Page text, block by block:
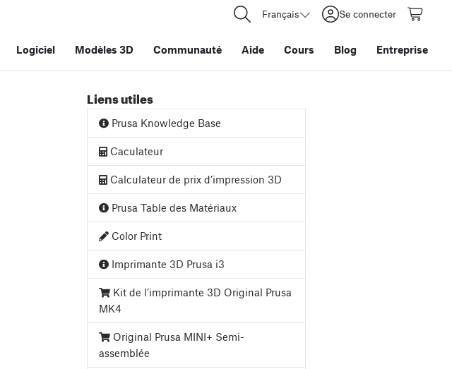
Français Se connecter
Logiciel Modèles 3D Communauté Aide Cours Blog Entreprise
Liens utiles
Prusa Knowledge Base
Caculateur
Calculateur de prix d’impression 3D
Prusa Table des Matériaux
Color Print
Imprimante 3D Prusa i3
Kit de l’imprimante 3D Original Prusa
MK4
Original Prusa MINI+ Semi-
assemblée